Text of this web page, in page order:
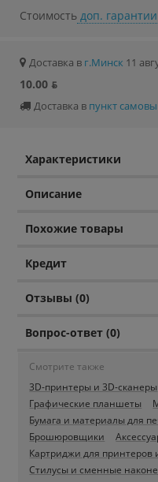
Стоимость доп. гарантии
Доставка в г.Минск 11
10.00 ƃ
Доставка в пункт
Характеристики
Описание
Похожие товары
Кредит
Отзывы (0)
Вопрос-ответ (0)
Смотрите также
3D-принтеры и 3D-сканеры
Графические планшеты
Бумага и материалы для
Брошюровщики
Картриджи для
Стилусы и сменные